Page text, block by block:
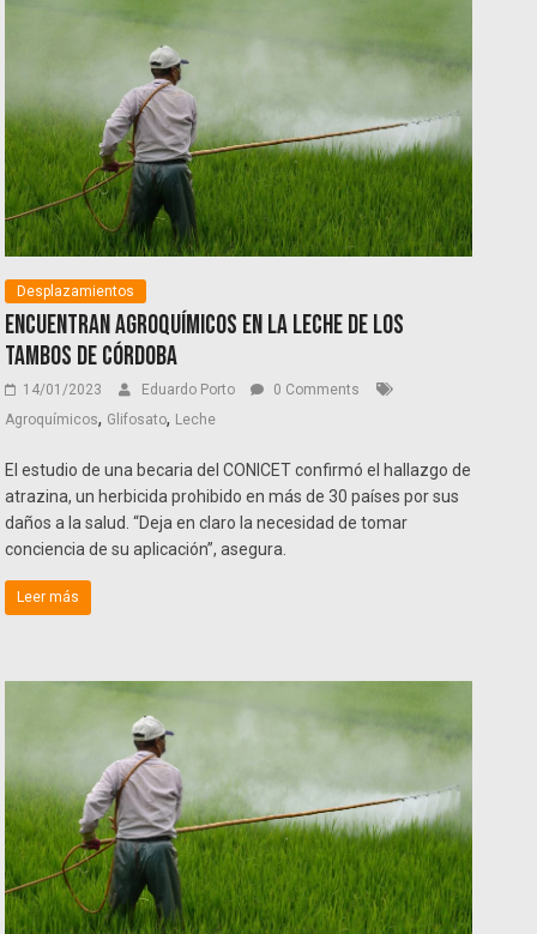
Desplazamientos
Encuentran agroquímicos en la leche de los
tambos de Córdoba
14/01/2023 Eduardo Porto
0 Comments
Agroquímicos, Glifosato, Leche
El estudio de una becaria del CONICET confirmó el hallazgo de
atrazina, un herbicida prohibido en más de 30 países por sus
daños a la salud. “Deja en claro la necesidad de tomar
conciencia de su aplicación”, asegura.
Leer más